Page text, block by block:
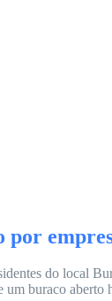
do local
buraco aberto